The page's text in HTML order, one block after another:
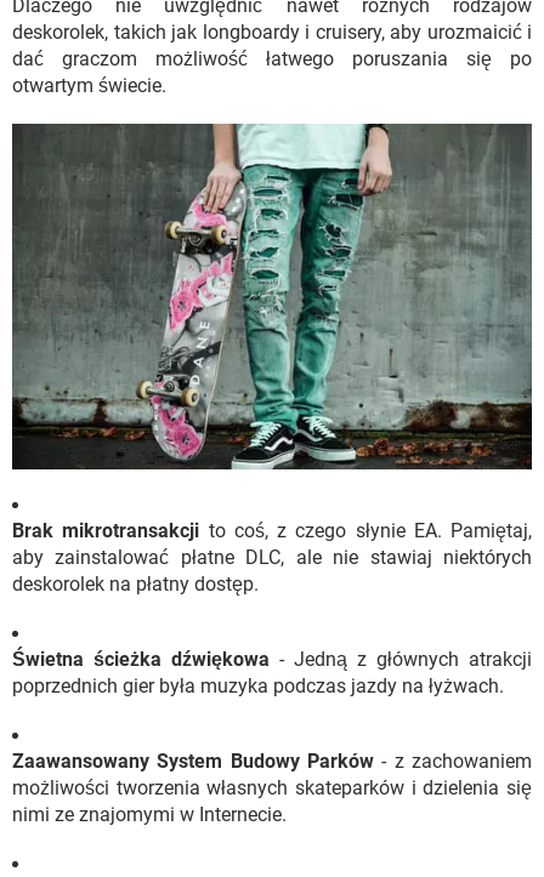
Dlaczego nie uwzględnić nawet różnych rodzajów
deskorolek, takich jak longboardy i cruisery, aby urozmaicić i
dać graczom możliwość łatwego poruszania się po
otwartym świecie.
Brak mikrotransakcji to coś, z czego słynie EA. Pamiętaj,
aby zainstalować płatne DLC, ale nie stawiaj niektórych
deskorolek na płatny dostęp.
Świetna ścieżka dźwiękowa - Jedną z głównych atrakcji
poprzednich gier była muzyka podczas jazdy na łyżwach.
Zaawansowany System Budowy Parków - z zachowaniem
możliwości tworzenia własnych skateparków i dzielenia się
nimi ze znajomymi w Internecie.